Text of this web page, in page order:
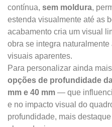
contínua, sem moldura,
estenda visualmente até as
acabamento cria um visual
obra se integra
visuais aparentes.
Para personalizar ainda
opções de profundidade
mm e 40 mm — que
e no impacto visual do
profundidade, mais